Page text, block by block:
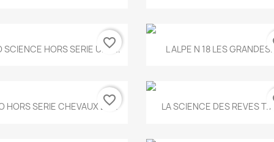
Aperçu rapide
SCIENCE HORS SERIE UNE...
favorite_border Aperçu rapide
L ALPE N 18 LES
Aperçu rapide
HORS SERIE CHEVAUX ET...
favorite_border Aperçu rapide
LA SCIENCE DES REVES